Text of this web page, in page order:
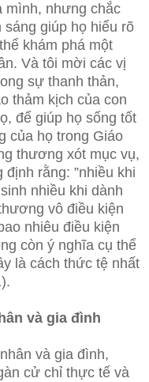
nhưng chắc
giúp họ hiểu rõ
khám phá một
Và tôi mời các vị
sự thanh thản,
thảm kịch của con
để giúp họ sống tốt
của họ trong Giáo
thương xót mục vụ,
rằng: ”nhiều khi
nhiều khi dành
vô điều kiện
nhiêu điều kiện
còn ý nghĩa cụ thể
là cách thức tệ nhất
và gia đình
và gia đình,
cử chỉ thực tế và